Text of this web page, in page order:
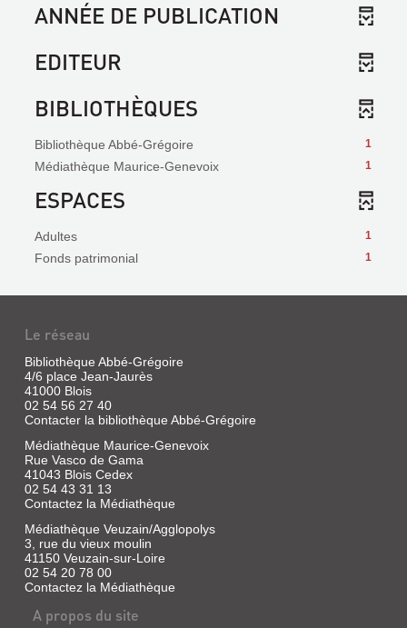
ANNÉE DE PUBLICATION
EDITEUR
BIBLIOTHÈQUES
1
Bibliothèque Abbé-Grégoire
1
Médiathèque Maurice-Genevoix
ESPACES
1
Adultes
1
Fonds patrimonial
Le réseau
Bibliothèque Abbé-Grégoire
4/6 place Jean-Jaurès
41000 Blois
02 54 56 27 40
Contacter la bibliothèque Abbé-Grégoire
Médiathèque Maurice-Genevoix
Rue Vasco de Gama
41043 Blois Cedex
02 54 43 31 13
Contactez la Médiathèque
Médiathèque Veuzain/Agglopolys
3, rue du vieux moulin
41150 Veuzain-sur-Loire
02 54 20 78 00
Contactez la Médiathèque
A propos du site